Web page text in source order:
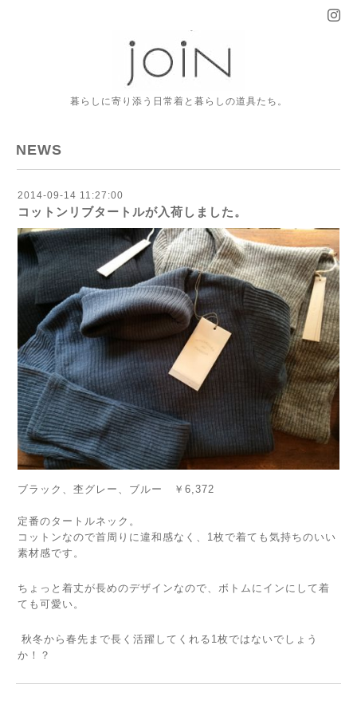
暮らしに寄り添う日常着と暮らしの道具たち。
NEWS
2014-09-14 11:27:00
コットンリブタートルが入荷しました。
ブラック、杢グレー、ブルー ￥6,372
定番のタートルネック。
コットンなので首周りに違和感なく、1枚で着ても気持ちのいい
素材感です。
ちょっと着丈が長めのデザインなので、ボトムにインにして着
ても可愛い。
秋冬から春先まで長く活躍してくれる1枚ではないでしょう
か！？